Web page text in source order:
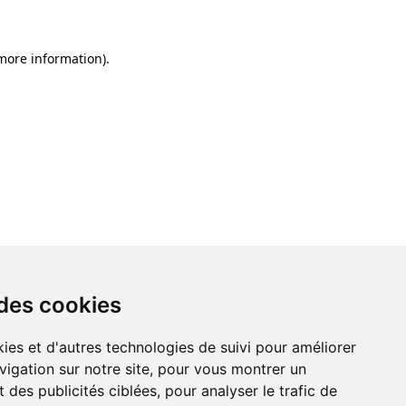
cookies
et d'autres technologies de suivi pour améliorer
sur notre site, pour vous montrer un
des publicités ciblées, pour analyser le trafic de
information).